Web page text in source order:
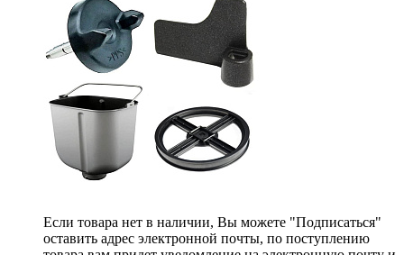
Если товара нет в наличии, Вы можете "Подписаться"
оставить адрес электронной почты, по поступлению